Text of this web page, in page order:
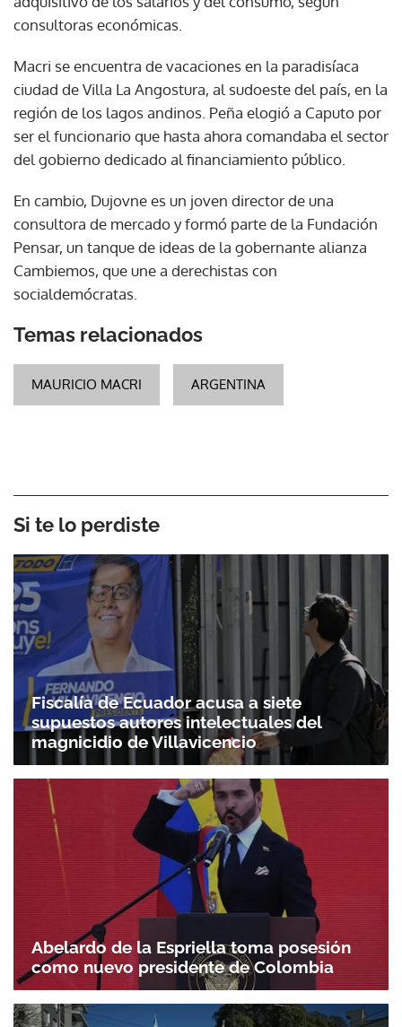
consultoras económicas.
Macri se encuentra de vacaciones en la paradisíaca
ciudad de Villa La Angostura, al sudoeste del país, en la
región de los lagos andinos. Peña elogió a Caputo por
ser el funcionario que hasta ahora comandaba el sector
del gobierno dedicado al financiamiento público.
En cambio, Dujovne es un joven director de una
consultora de mercado y formó parte de la Fundación
Pensar, un tanque de ideas de la gobernante alianza
Cambiemos, que une a derechistas con
socialdemócratas.
Temas relacionados
MAURICIO MACRI ARGENTINA
Si te lo perdiste
Fiscalía de Ecuador acusa a siete
supuestos autores intelectuales del
magnicidio de Villavicencio
Abelardo de la Espriella toma posesión
como nuevo presidente de Colombia